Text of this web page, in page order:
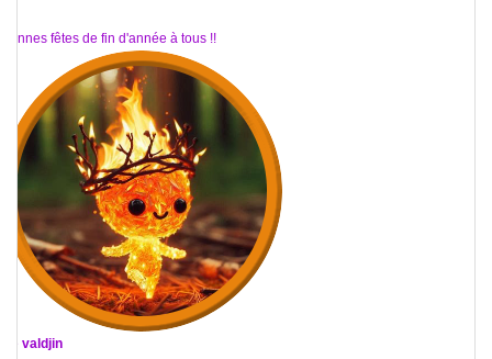
Bonnes fêtes de fin d'année à tous !!
valdjin